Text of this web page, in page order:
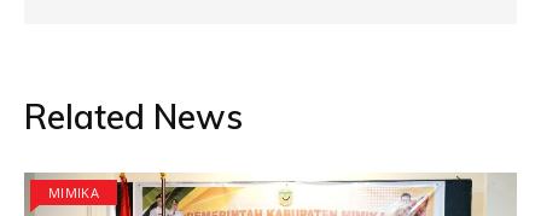
Related News
MIMIKA